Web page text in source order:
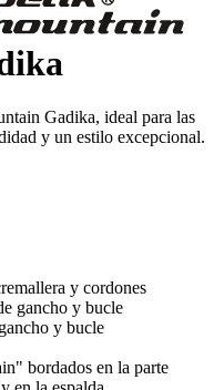
Gadika, ideal para las
y un estilo excepcional.
y cordones
gancho y bucle
y bucle
bordados en la parte